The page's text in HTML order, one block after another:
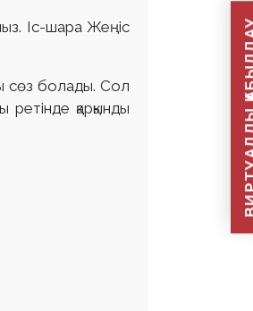
Іс-шара Жеңіс
сөз болады. Сол
қарқынды